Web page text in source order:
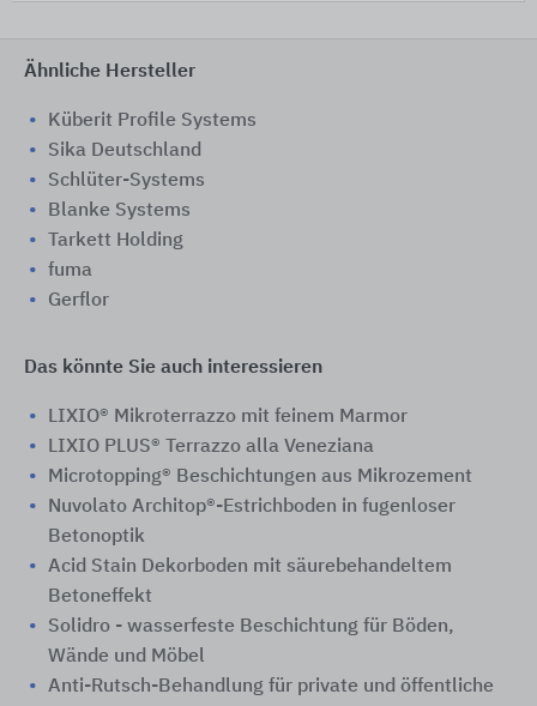
Ähnliche Hersteller
Küberit Profile Systems
Sika Deutschland
Schlüter-Systems
Blanke Systems
Tarkett Holding
fuma
Gerflor
Das könnte Sie auch interessieren
LIXIO® Mikroterrazzo mit feinem Marmor
LIXIO PLUS® Terrazzo alla Veneziana
Microtopping® Beschichtungen aus Mikrozement
Nuvolato Architop®-Estrichboden in fugenloser
Betonoptik
Acid Stain Dekorboden mit säurebehandeltem
Betoneffekt
Solidro - wasserfeste Beschichtung für Böden,
Wände und Möbel
Anti-Rutsch-Behandlung für private und öffentliche